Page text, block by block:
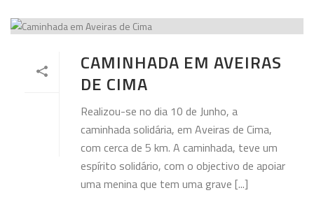
CAMINHADA EM AVEIRAS
DE CIMA
Realizou-se no dia 10 de Junho, a
caminhada solidária, em Aveiras de Cima,
com cerca de 5 km. A caminhada, teve um
espírito solidário, com o objectivo de apoiar
uma menina que tem uma grave [...]